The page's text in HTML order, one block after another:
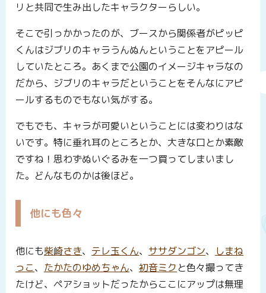
リと共同で生み出したキャラクターらしい。
そこで引っかかったのが、ブースから関係者がピッピ
くんはジブリのキャラうんぬんということをアピール
していたところ。あくまで公園のイメージキャラなの
だから、ジブリのキャラだということをそんなにアピ
ールするものでもない気がする。
でもでも、キャラが可愛いということには変わりはな
いです。特に垂れ耳のところとか、大きな口とか素敵
ですね！思わずぬいぐるみを一つ買ってしまいまし
た。どんなものかは後ほど。
他にも色々
他にも柴崎さき、 テレ玉くん、 ササダンゴン、
しまね
っこ、 たかたのゆめちゃん、 初音ミクと色々撮ってき
たけど、ペアショットだったからここにアップは無理